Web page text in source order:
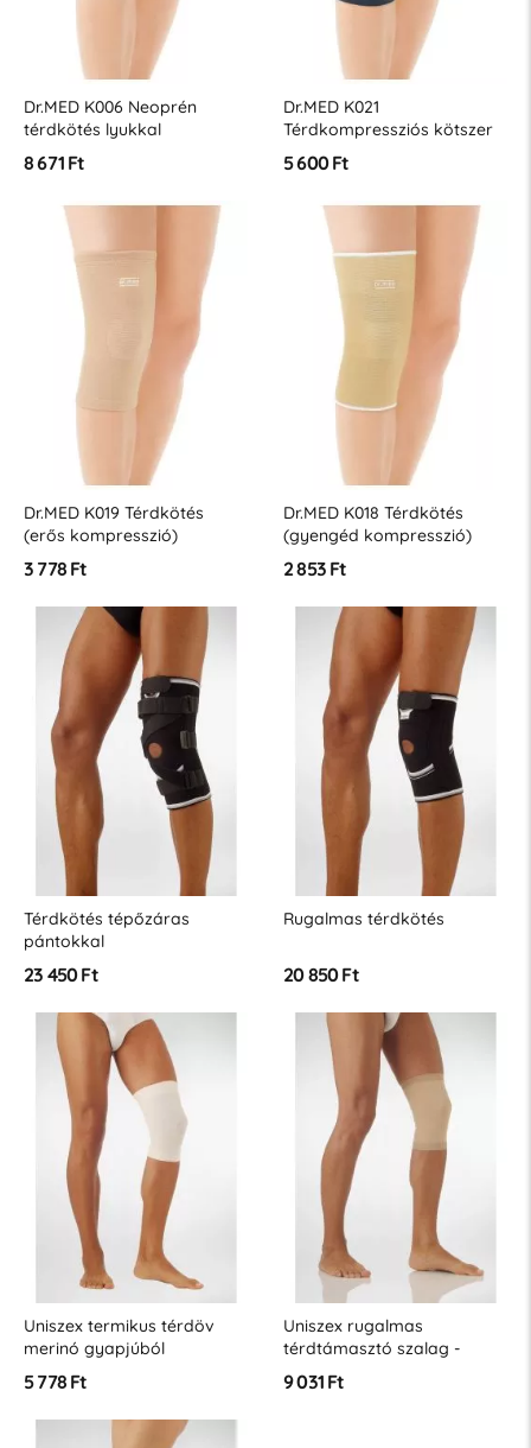
Dr.MED K006 Neoprén
térdkötés lyukkal
8 671 Ft
Dr.MED K021
Térdkompressziós kötszer
5 600 Ft
Dr.MED K019 Térdkötés
(erős kompresszió)
3 778 Ft
Dr.MED K018 Térdkötés
(gyengéd kompresszió)
2 853 Ft
Térdkötés tépőzáras
pántokkal
23 450 Ft
Rugalmas térdkötés
20 850 Ft
Uniszex termikus térdöv
merinó gyapjúból
5 778 Ft
Uniszex rugalmas
térdtámasztó szalag -
enyhe kompresszió
9 031 Ft